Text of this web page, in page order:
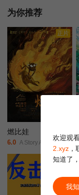
种准备。 可是，就在
样应对呢？一次偶然
结识了名叫麦佳娜的
朋友。桑贝琳娜决定
回报吗？
为你推荐
正片
燃比娃
6.0 A Story About Fire/
欢迎观
2.xyz ，
知道了
我